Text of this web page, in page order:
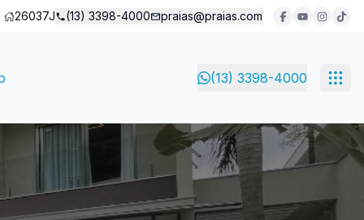
26037J (13) 3398-4000 praias@praias.com
(13) 3398-4000